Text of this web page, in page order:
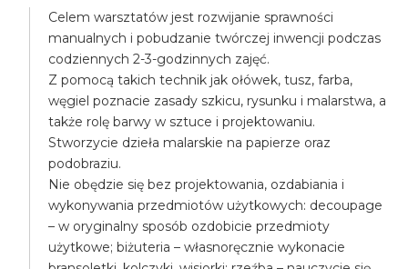
Celem warsztatów jest rozwijanie sprawności
manualnych i pobudzanie twórczej inwencji podczas
codziennych 2-3-godzinnych zajęć.
Z pomocą takich technik jak ołówek, tusz, farba,
węgiel poznacie zasady szkicu, rysunku i malarstwa, a
także rolę barwy w sztuce i projektowaniu.
Stworzycie dzieła malarskie na papierze oraz
podobraziu.
Nie obędzie się bez projektowania, ozdabiania i
wykonywania przedmiotów użytkowych: decoupage
– w oryginalny sposób ozdobicie przedmioty
użytkowe; biżuteria – własnoręcznie wykonacie